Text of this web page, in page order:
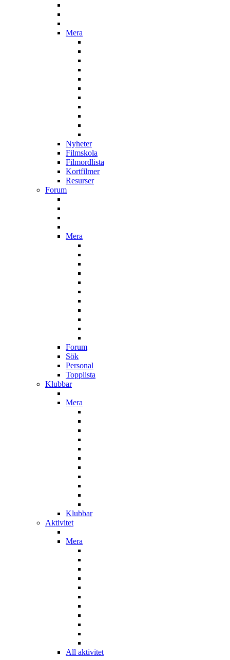
Mera
Nyheter
Filmskola
Filmordlista
Kortfilmer
Resurser
Forum
Mera
Forum
Sök
Personal
Topplista
Klubbar
Mera
Klubbar
Aktivitet
Mera
All aktivitet